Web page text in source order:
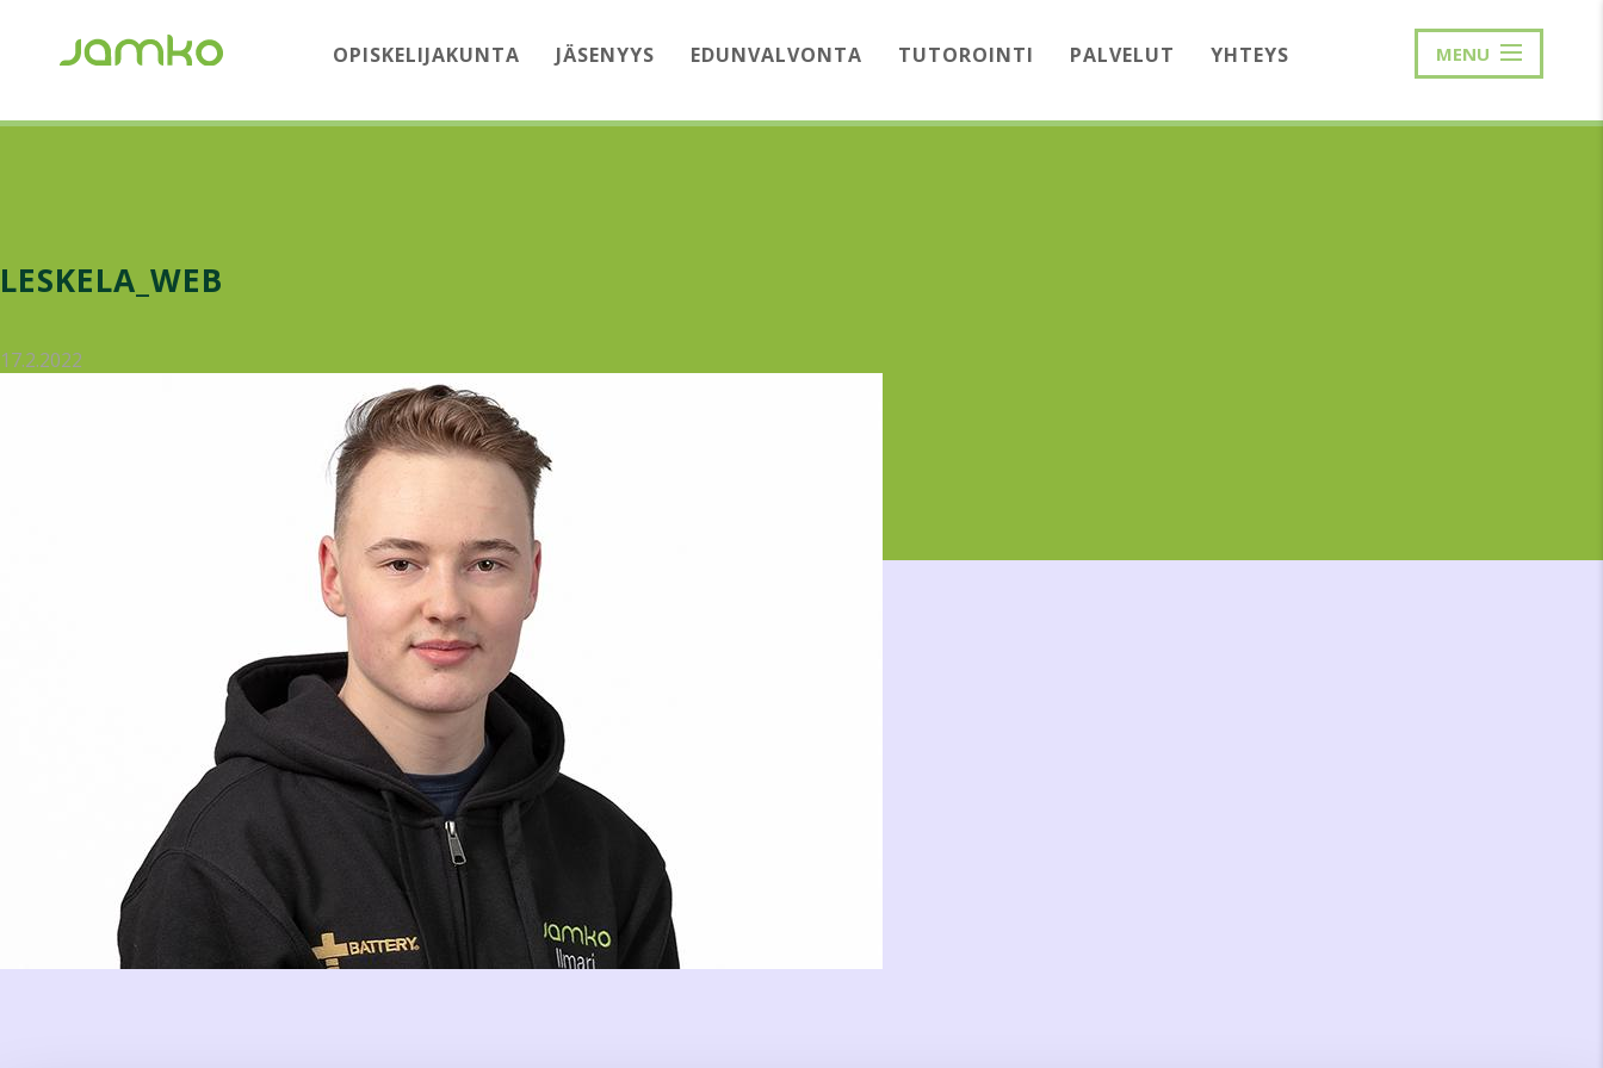
OPISKELIJAKUNTA JÄSENYYS EDUNVALVONTA TUTOROINTI PALVELUT YHTEYS MENU
LESKELA_WEB
17.2.2022